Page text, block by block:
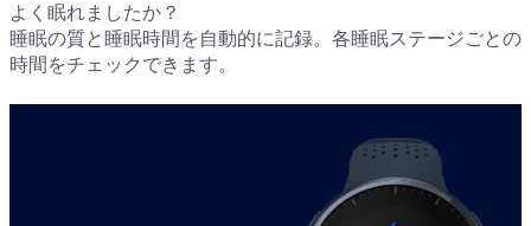
よく眠れましたか？
睡眠の質と睡眠時間を自動的に記録。各睡眠ステージごとの
時間をチェックできます。